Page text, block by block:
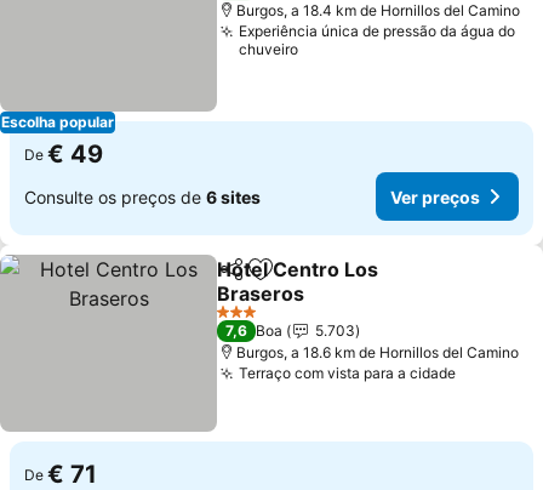
Escolha popular
Burgos, a 18.4 km de Hornillos del Camino
Experiência única de pressão da água do
chuveiro
De € 49
Consulte os preços de 6 sites Ver preços
PartilharAdicionar aos favoritos
Hotel Centro Los
Braseros
3 Estrelas
7,6 Boa
5.703
Burgos, a 18.6 km de Hornillos del Camino
Terraço com vista para a cidade
De € 71